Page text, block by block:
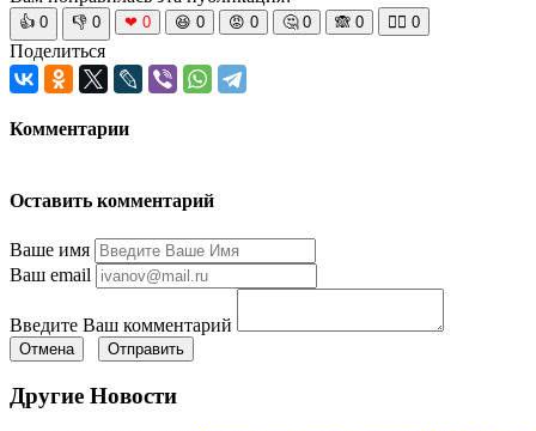
👍 0 👎 0 ❤ 0 😆 0 😡 0 🤔 0 🙈 0 🧘‍♀️ 0
Поделиться
Комментарии
Оставить комментарий
Ваше имя
Ваш email
Введите Ваш комментарий
Отмена Отправить
Другие Новости